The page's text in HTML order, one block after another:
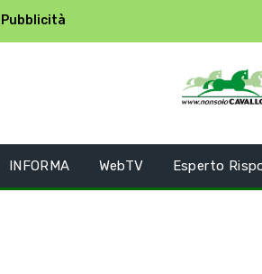
Pubblicità
INFORMA WebTV Esperto